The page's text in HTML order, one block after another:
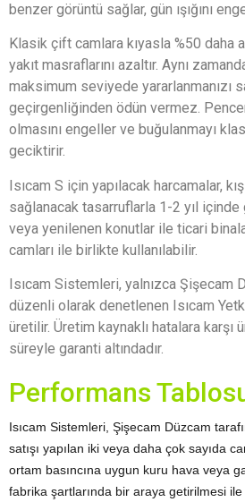
benzer görüntü sağlar, gün ışığını
Klasik çift camlara kıyasla %50 daha
yakıt masraflarını azaltır. Aynı
maksimum seviyede yararlanmanızı
geçirgenliğinden ödün vermez.
olmasını engeller ve buğulanmayı
geciktirir.
Isıcam S için yapılacak harcamalar,
sağlanacak tasarruflarla 1-2 yıl içinde
veya yenilenen konutlar ile ticari
camları ile birlikte kullanılabilir.
Isıcam Sistemleri, yalnızca Şişecam
düzenli olarak denetlenen Isıcam
üretilir. Üretim kaynaklı hatalara karşı
süreyle garanti altındadır.
Performans
Isıcam Sistemleri, Şişecam Düzcam
satışı yapılan iki veya daha çok sayıda
ortam basıncına uygun kuru hava veya
fabrika şartlarında bir araya getirilmesi ile